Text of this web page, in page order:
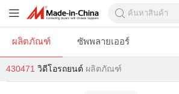
ผลิตภัณฑ์ ซัพพลายเออร์
430471 วิดีโอรถยนต์ ผลิตภัณฑ์